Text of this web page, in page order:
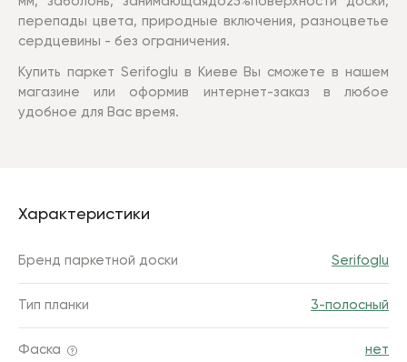
перепады цвета, природные включения, разноцветье
сердцевины - без ограничения.
Купить паркет Serifoglu в Киеве Вы сможете в нашем
магазине или оформив интернет-заказ в любое
удобное для Вас время.
Характеристики
Бренд паркетной доски Serifoglu
Тип планки 3-полосный
Фаска нет